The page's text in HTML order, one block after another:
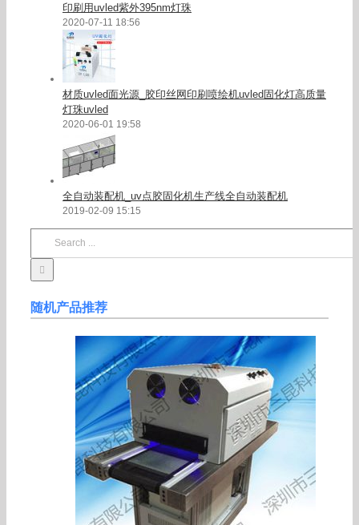
印刷用uvled紫外395nm灯珠
2020-07-11 18:56
材质uvled面光源_胶印丝网印刷喷绘机uvled固化灯高质量
灯珠uvled
2020-06-01 19:58
全自动装配机_uv点胶固化机生产线全自动装配机
2019-02-09 15:15
随机产品推荐